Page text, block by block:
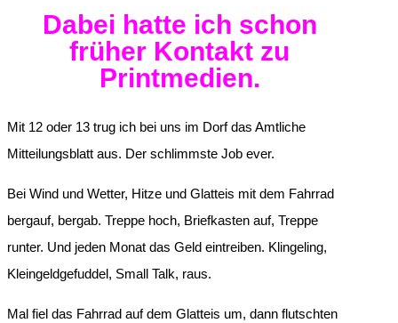
Dabei hatte ich schon
früher Kontakt zu
Printmedien.
Mit 12 oder 13 trug ich bei uns im Dorf das Amtliche
Mitteilungsblatt aus. Der schlimmste Job ever.
Bei Wind und Wetter, Hitze und Glatteis mit dem Fahrrad
bergauf, bergab. Treppe hoch, Briefkasten auf, Treppe
runter. Und jeden Monat das Geld eintreiben. Klingeling,
Kleingeldgefuddel, Small Talk, raus.
Mal fiel das Fahrrad auf dem Glatteis um, dann flutschten